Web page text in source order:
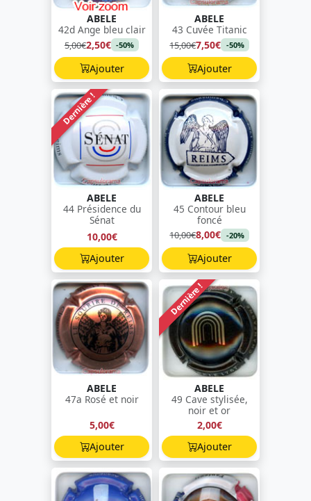
ABELE
42d Ange bleu clair
5,00€2,50€ -50%
Ajouter
ABELE
43 Cuvée Titanic
15,00€7,50€ -50%
Ajouter
Dernière !
ABELE
44 Présidence du
Sénat
10,00€
Ajouter
ABELE
45 Contour bleu
foncé
10,00€8,00€ -20%
Ajouter
ABELE
47a Rosé et noir
5,00€
Ajouter
Dernière !
ABELE
49 Cave stylisée,
noir et or
2,00€
Ajouter